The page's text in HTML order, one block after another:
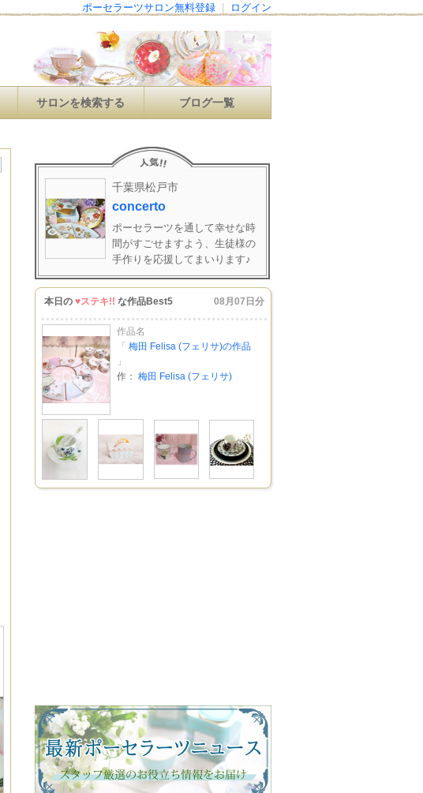
ログイン
ポーセラーツサロン無料登録
サロンを検索する ブログ一覧
千葉県松戸市
concerto
ポーセラーツを通して幸せな時
間がすごせますよう、生徒様の
手作りを応援してまいります♪
本日の ♥ステキ!! な作品Best5 08月07日分
作品名
「 梅田 Felisa (フェリサ)の作品
」
作： 梅田 Felisa (フェリサ)